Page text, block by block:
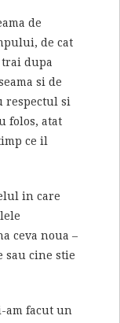
de
de cat
trai dupa
si de
respectul si
folos, atat
ce il
in care
ceva noua –
sau cine stie
am facut un